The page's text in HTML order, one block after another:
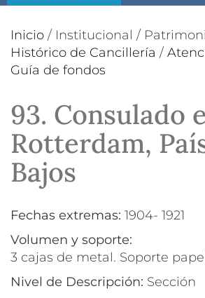
Inicio / Institucional /
Histórico de Cancillería /
Guía de fondos
93. Consulado
Rotterdam,
Bajos
Fechas extremas: 1904- 1921
Volumen y soporte:
3 cajas de metal. Soporte
Nivel de Descripción: Sección